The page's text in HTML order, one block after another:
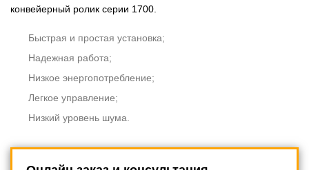
конвейерный ролик серии 1700.
Быстрая и простая установка;
Надежная работа;
Низкое энергопотребление;
Легкое управление;
Низкий уровень шума.